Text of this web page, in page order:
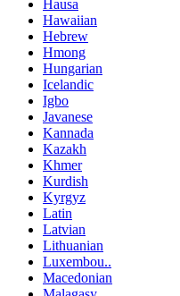
Hausa
Hawaiian
Hebrew
Hmong
Hungarian
Icelandic
Igbo
Javanese
Kannada
Kazakh
Khmer
Kurdish
Kyrgyz
Latin
Latvian
Lithuanian
Luxembou..
Macedonian